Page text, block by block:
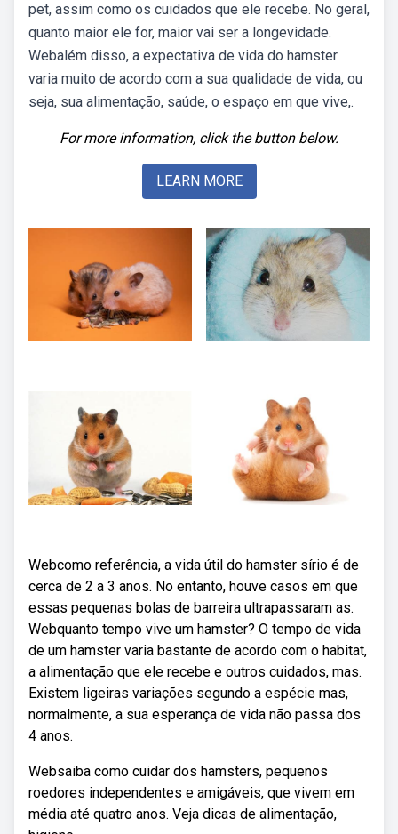
pet, assim como os cuidados que ele recebe. No geral,
quanto maior ele for, maior vai ser a longevidade.
Webalém disso, a expectativa de vida do hamster
varia muito de acordo com a sua qualidade de vida, ou
seja, sua alimentação, saúde, o espaço em que vive,.
For more information, click the button below.
LEARN MORE
Webcomo referência, a vida útil do hamster sírio é de
cerca de 2 a 3 anos. No entanto, houve casos em que
essas pequenas bolas de barreira ultrapassaram as.
Webquanto tempo vive um hamster? O tempo de vida
de um hamster varia bastante de acordo com o habitat,
a alimentação que ele recebe e outros cuidados, mas.
Existem ligeiras variações segundo a espécie mas,
normalmente, a sua esperança de vida não passa dos
4 anos.
Websaiba como cuidar dos hamsters, pequenos
roedores independentes e amigáveis, que vivem em
média até quatro anos. Veja dicas de alimentação,